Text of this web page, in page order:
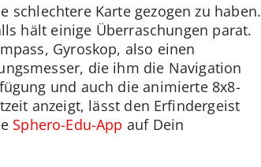
schlechtere Karte gezogen zu haben.
hält einige Überraschungen parat.
Gyroskop, also einen
die ihm die Navigation
und auch die animierte 8x8-
anzeigt, lässt den Erfindergeist
Sphero-Edu-App auf Dein